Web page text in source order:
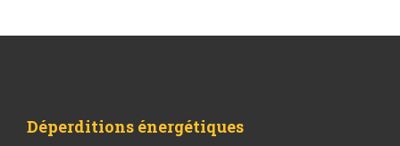
Déperditions énergétiques